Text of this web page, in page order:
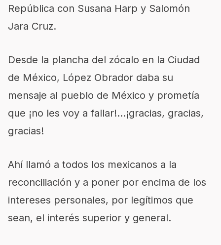
República con Susana Harp y Salomón
Jara Cruz.
Desde la plancha del zócalo en la Ciudad
de México, López Obrador daba su
mensaje al pueblo de México y prometía
que ¡no les voy a fallar!…¡gracias, gracias,
gracias!
Ahí llamó a todos los mexicanos a la
reconciliación y a poner por encima de los
intereses personales, por legítimos que
sean, el interés superior y general.